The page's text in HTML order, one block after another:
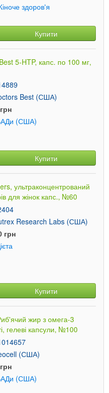
здоров'я
Купити
5-HTP, капс. по 100 мг,
Best (США)
(США)
Купити
ультраконцентрований
для жінок капс., №60
Research Labs (США)
грн
Купити
жир з омега-3
гелеві капсули, №100
(США)
(США)